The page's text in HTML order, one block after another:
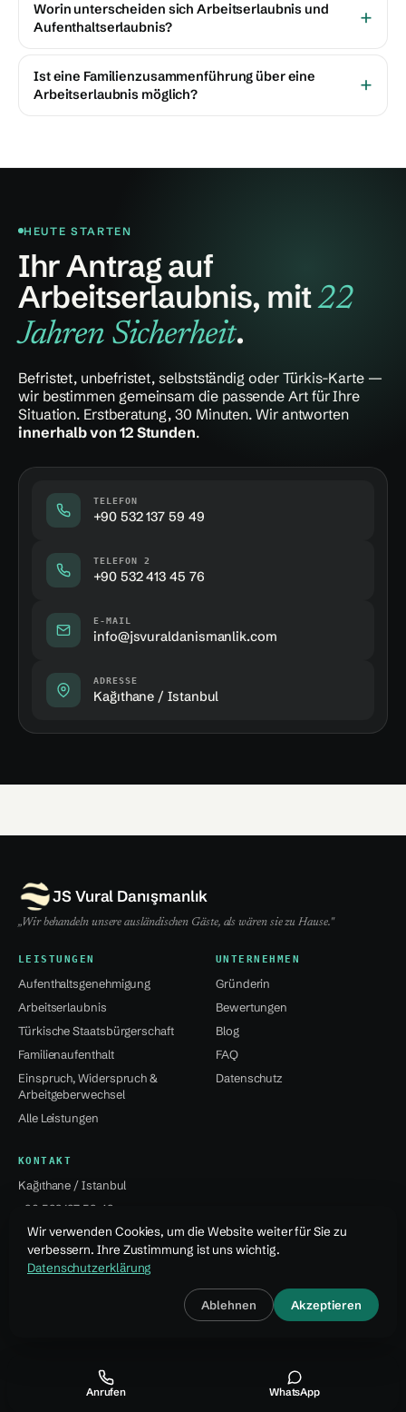
Worin unterscheiden sich Arbeitserlaubnis und
Aufenthaltserlaubnis?
Ist eine Familienzusammenführung über eine
Arbeitserlaubnis möglich?
HEUTE STARTEN
Ihr Antrag auf
Arbeitserlaubnis, mit22
Jahren Sicherheit.
Befristet, unbefristet, selbstständig oder Türkis-Karte —
wir bestimmen gemeinsam die passende Art für Ihre
Situation. Erstberatung, 30 Minuten. Wir antworten
innerhalb von 12 Stunden.
TELEFON
+90 532 137 59 49
TELEFON 2
+90 532 413 45 76
E-MAIL
info@jsvuraldanismanlik.com
ADRESSE
Kağıthane / Istanbul
JS Vural Danışmanlık
„Wir behandeln unsere ausländischen Gäste, als wären sie zu Hause."
LEISTUNGEN
Aufenthaltsgenehmigung
Arbeitserlaubnis
Türkische Staatsbürgerschaft
Familienaufenthalt
Einspruch, Widerspruch &
Arbeitgeberwechsel
Alle Leistungen
UNTERNEHMEN
Gründerin
Bewertungen
Blog
FAQ
Datenschutz
KONTAKT
Kağıthane / Istanbul
+90 532 137 59 49
info@jsvural...
© 2026 Jale Snejana Vural Danışmanlık Hizmetleri Ltd. Şti.
Anrufen WhatsApp
Wir verwenden Cookies, um die Website weiter für Sie zu
verbessern. Ihre Zustimmung ist uns wichtig.
Datenschutzerklärung
Ablehnen Akzeptieren